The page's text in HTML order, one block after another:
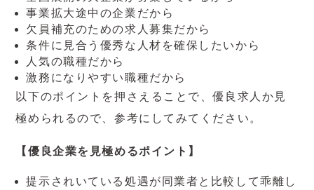
事業拡大途中の企業だから
欠員補充のための求人募集だから
条件に見合う優秀な人材を確保したいから
人気の職種だから
激務になりやすい職種だから
以下のポイントを押さえることで、優良求人か見
極められるので、参考にしてみてください。
【優良企業を見極めるポイント】
提示されいている処遇が同業者と比較して乖離し